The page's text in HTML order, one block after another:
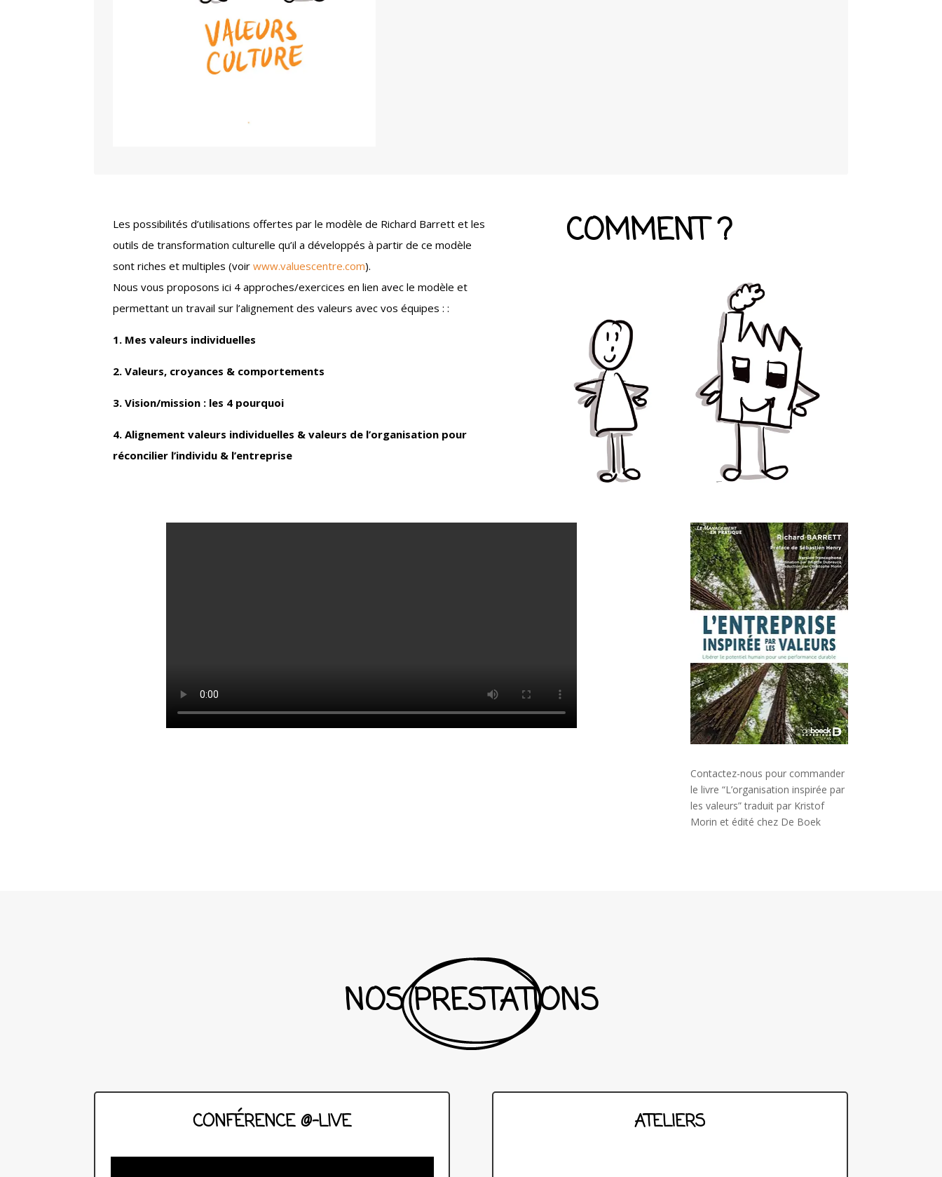
Les possibilités d’utilisations offertes par le modèle de Richard Barrett et les
outils de transformation culturelle qu’il a développés à partir de ce modèle
sont riches et multiples (voirwww.valuescentre.com).
Nous vous proposons ici 4 approches/exercices en lien avec le modèle et
permettant un travail sur l’alignement des valeurs avec vos équipes : :
1. Mes valeurs individuelles
2. Valeurs, croyances & comportements
3. Vision/mission : les 4 pourquoi
4. Alignement valeurs individuelles & valeurs de l’organisation pour
réconcilier l’individu & l’entreprise
COMMENT ?
Contactez-nous pour commander
le livre “L’organisation inspirée par
les valeurs” traduit par Kristof
Morin et édité chez De Boek
NOS PRESTATIONS
CONFÉRENCE @-LIVE ATELIERS